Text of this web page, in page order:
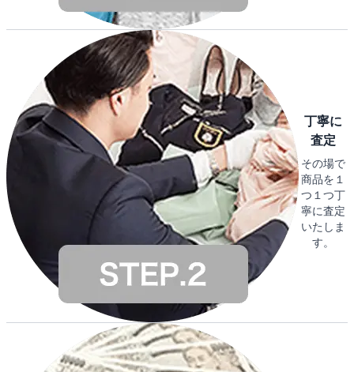
丁寧に
査定
その場で
商品を１
つ１つ丁
寧に査定
いたしま
す。